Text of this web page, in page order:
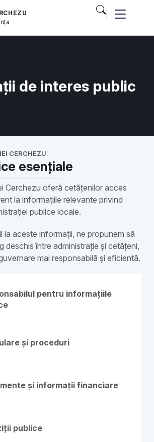
de interes public
CERCHEZU
esențiale
Cerchezu oferă cetățenilor acces
la informațiile relevante privind
publice locale.
la aceste informații, ne propunem să
deschis între administrație și cetățeni,
mai responsabilă și eficientă.
pentru informațiile
și proceduri
și informații financiare
publice